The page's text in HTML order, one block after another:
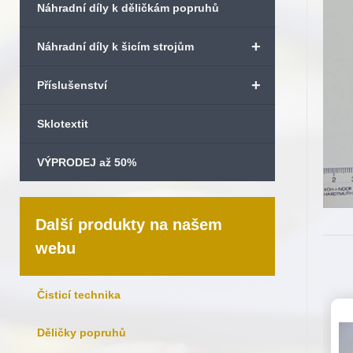
Náhradní díly k děličkám popruhů
+
Náhradní díly k šicím strojům
+
Příslušenství
Sklotextit
VÝPRODEJ až 50%
Další produkty na našem
webu
Čisticí technika
Děličky popruhů